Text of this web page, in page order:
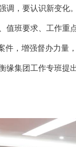
调，要认识新变化
值班要求、工作
件，增强督办力
缘集团工作专班提